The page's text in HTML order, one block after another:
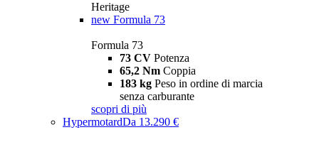
Heritage
new Formula 73
Formula 73
73 CV Potenza
65,2 Nm Coppia
183 kg Peso in ordine di marcia
senza carburante
scopri di più
HypermotardDa 13.290 €